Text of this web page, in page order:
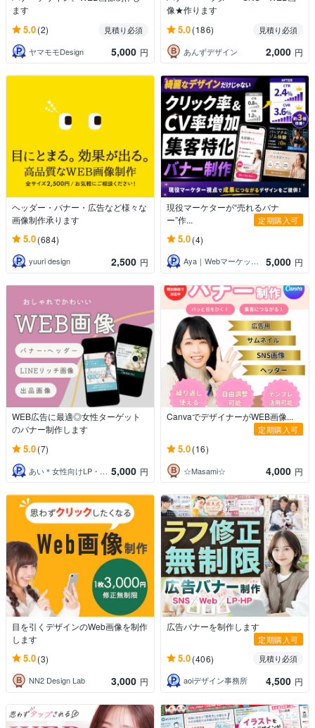
ます
5.0(2)
見積り必須
ヤマモモDesign
5,000 円
像★作ります
5.0(186)
見積り必須
あんずデザイン
2,000 円
ヘッダー・バナー・広告など様々な
画像制作承ります
5.0(684)
yuuri design 2,500 円
現役マーケターが“売れるバナ
ー”作...
定期購入可
5.0(4)
Aya｜Webマーケッター 5,000 円
WEB広告に最適◎女性ターゲット
のバナー制作します
5.0(7)
あい＊女性向けLP・HP・SNS 5,000 円
CanvaでデザイナーがWEB画像...
定期購入可
5.0(16)
☆Masami☆ 4,000 円
目を引くデザインのWeb画像を制作
します
5.0(3)
NN2 Design Lab 3,000 円
広告バナーを制作します
定期購入可
5.0(406)
見積り必須
aoiデザイン事務所
4,500 円